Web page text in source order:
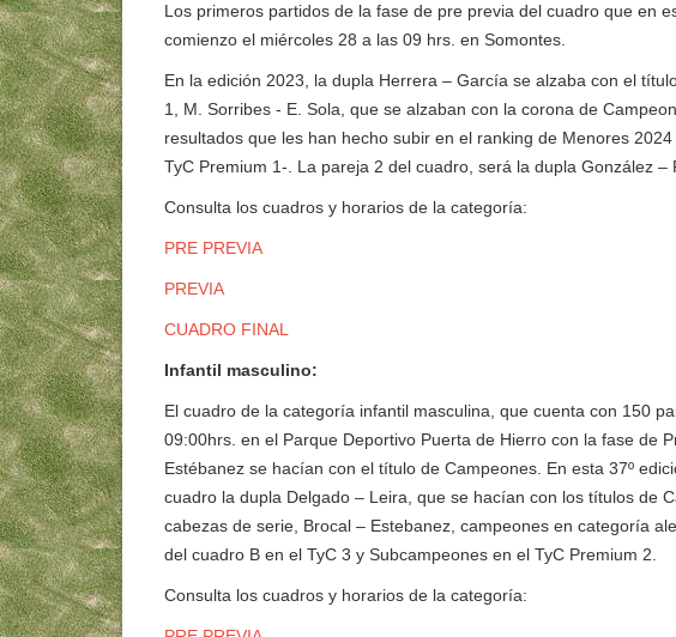
Los primeros partidos de la fase de pre previa del cuadro que en
comienzo el miércoles 28 a las 09 hrs. en Somontes.
En la edición 2023, la dupla Herrera – García se alzaba con el
1, M. Sorribes - E. Sola, que se alzaban con la corona de
resultados que les han hecho subir en el ranking de Menores
TyC Premium 1-. La pareja 2 del cuadro, será la dupla González –
Consulta los cuadros y horarios de la categoría:
PRE PREVIA
PREVIA
CUADRO FINAL
Infantil masculino:
El cuadro de la categoría infantil masculina, que cuenta con 150
09:00hrs. en el Parque Deportivo Puerta de Hierro con la fase de
Estébanez se hacían con el título de Campeones. En esta 37º
cuadro la dupla Delgado – Leira, que se hacían con los títulos de
cabezas de serie, Brocal – Estebanez, campeones en categoría
del cuadro B en el TyC 3 y Subcampeones en el TyC Premium 2.
Consulta los cuadros y horarios de la categoría: